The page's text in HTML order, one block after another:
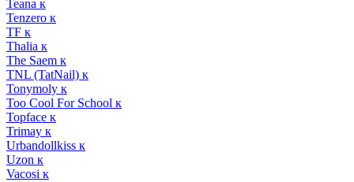
Teana к
Tenzero к
TF к
Thalia к
The Saem к
TNL (TatNail) к
Tonymoly к
Too Cool For School к
Topface к
Trimay к
Urbandollkiss к
Uzon к
Vacosi к